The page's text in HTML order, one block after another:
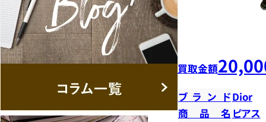
買取金額
ブランドDior
商品名 ピアス